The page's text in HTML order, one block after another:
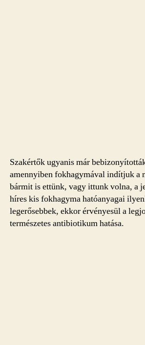
Szakértők ugyanis már
amennyiben fokhagymával indítjuk a
bármit is ettünk, vagy ittunk volna, a
híres kis fokhagyma hatóanyagai
legerősebbek, ekkor érvényesül a
természetes antibiotikum hatása.